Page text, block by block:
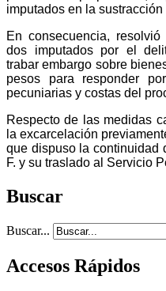
imputados en la
En consecuencia,
dos imputados por el
trabar embargo sobre
pesos para responder
pecuniarias y costas del
Respecto de las medidas
la excarcelación
que dispuso la continuidad
F. y su traslado al Servicio
Buscar
Buscar...
Accesos Rápidos